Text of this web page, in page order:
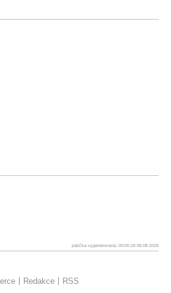
patička vygenerovaná: 00:00:18 08.08.2026
Redakce RSS